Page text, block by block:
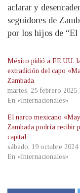
aclarar y
seguidores de
por los hijos de “El
México pidió a EE.UU.
extradición del capo
Zambada
martes, 25 febrero 2025
En «Internacionales»
El narco mexicano
Zambada podría recibir
capital
sábado, 19 octubre
En «Internacionales»